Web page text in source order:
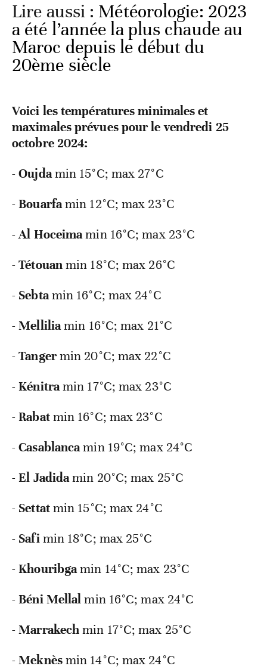
Lire aussi : Météorologie: 2023
a été l’année la plus chaude au
Maroc depuis le début du
20ème siècle
Voici les températures minimales et
maximales prévues pour le vendredi 25
octobre 2024:
-Oujdamin 15°C; max 27°C
-Bouarfamin 12°C; max 23°C
-Al Hoceimamin 16°C; max 23°C
-Tétouanmin 18°C; max 26°C
- Sebtamin 16°C; max 24°C
-Melliliamin 16°C; max 21°C
-Tangermin 20°C; max 22°C
-Kénitramin 17°C; max 23°C
-Rabatmin 16°C; max 23°C
-Casablancamin 19°C; max 24°C
-El Jadidamin 20°C; max 25°C
- Settatmin 15°C; max 24°C
- Safimin 18°C; max 25°C
-Khouribgamin 14°C; max 23°C
-Béni Mellalmin 16°C; max 24°C
-Marrakechmin 17°C; max 25°C
-Meknèsmin 14°C; max 24°C